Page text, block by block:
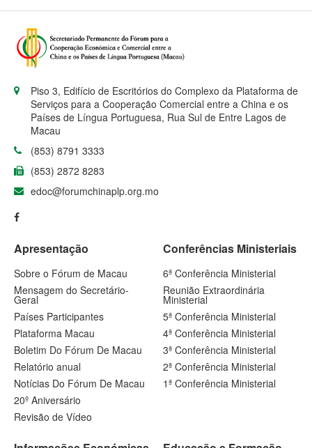
Piso 3, Edifício de Escritórios do Complexo da Plataforma de
Serviços para a Cooperação Comercial entre a China e os
Países de Língua Portuguesa, Rua Sul de Entre Lagos de
Macau
(853) 8791 3333
(853) 2872 8283
edoc@forumchinaplp.org.mo
Apresentação
Sobre o Fórum de Macau
Mensagem do Secretário-
Geral
Países Participantes
Plataforma Macau
Boletim Do Fórum De Macau
Relatório anual
Notícias Do Fórum De Macau
20º Aniversário
Revisão de Vídeo
Conferências Ministeriais
6ª Conferência Ministerial
Reunião Extraordinária
Ministerial
5ª Conferência Ministerial
4ª Conferência Ministerial
3ª Conferência Ministerial
2ª Conferência Ministerial
1ª Conferência Ministerial